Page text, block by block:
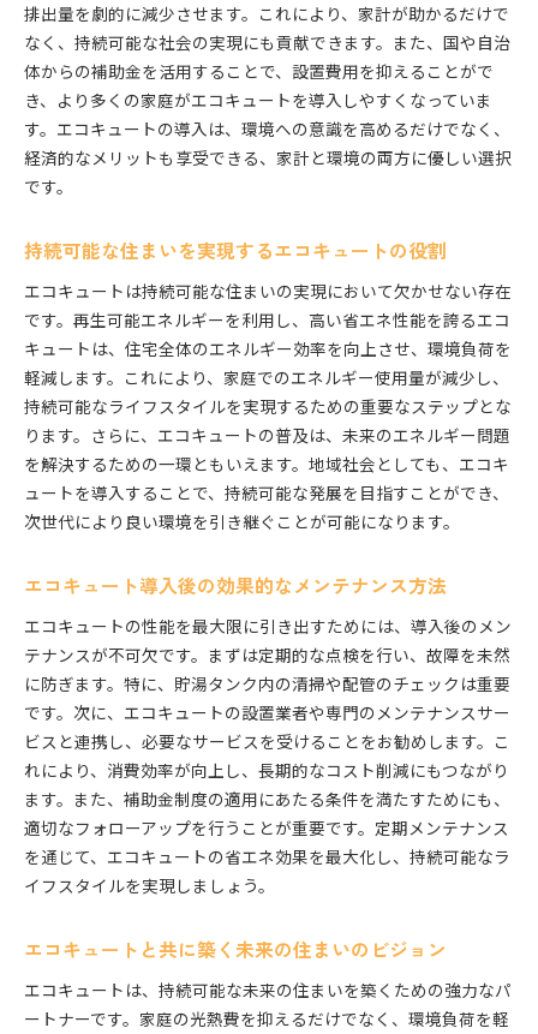
排出量を劇的に減少させます。これにより、家計が助かるだけで
なく、持続可能な社会の実現にも貢献できます。また、国や自治
体からの補助金を活用することで、設置費用を抑えることがで
き、より多くの家庭がエコキュートを導入しやすくなっていま
す。エコキュートの導入は、環境への意識を高めるだけでなく、
経済的なメリットも享受できる、家計と環境の両方に優しい選択
です。
持続可能な住まいを実現するエコキュートの役割
エコキュートは持続可能な住まいの実現において欠かせない存在
です。再生可能エネルギーを利用し、高い省エネ性能を誇るエコ
キュートは、住宅全体のエネルギー効率を向上させ、環境負荷を
軽減します。これにより、家庭でのエネルギー使用量が減少し、
持続可能なライフスタイルを実現するための重要なステップとな
ります。さらに、エコキュートの普及は、未来のエネルギー問題
を解決するための一環ともいえます。地域社会としても、エコキ
ュートを導入することで、持続可能な発展を目指すことができ、
次世代により良い環境を引き継ぐことが可能になります。
エコキュート導入後の効果的なメンテナンス方法
エコキュートの性能を最大限に引き出すためには、導入後のメン
テナンスが不可欠です。まずは定期的な点検を行い、故障を未然
に防ぎます。特に、貯湯タンク内の清掃や配管のチェックは重要
です。次に、エコキュートの設置業者や専門のメンテナンスサー
ビスと連携し、必要なサービスを受けることをお勧めします。こ
れにより、消費効率が向上し、長期的なコスト削減にもつながり
ます。また、補助金制度の適用にあたる条件を満たすためにも、
適切なフォローアップを行うことが重要です。定期メンテナンス
を通じて、エコキュートの省エネ効果を最大化し、持続可能なラ
イフスタイルを実現しましょう。
エコキュートと共に築く未来の住まいのビジョン
エコキュートは、持続可能な未来の住まいを築くための強力なパ
ートナーです。家庭の光熱費を抑えるだけでなく、環境負荷を軽